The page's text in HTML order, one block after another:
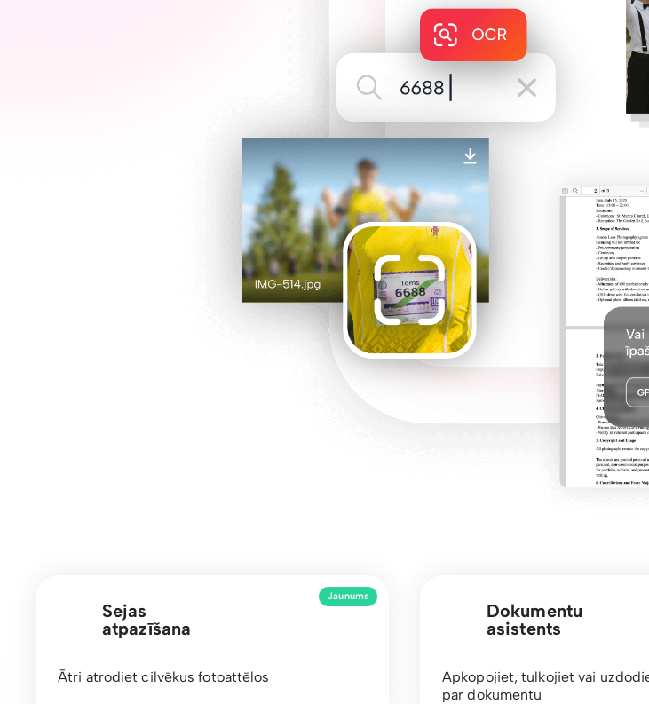
Dokumentu
asistents
Apkopojiet, tulkojiet vai
par dokumentu
Sejas
atpazīšana
Ātri atrodiet cilvēkus fotoattēlos
Jaunums